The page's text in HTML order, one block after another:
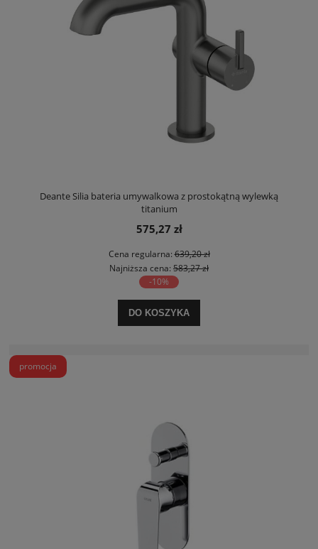
Deante Silia bateria umywalkowa z prostokątną wylewką
titanium
575,27 zł
Cena regularna:639,20 zł
Najniższa cena: 583,27 zł
-10%
DO KOSZYKA
promocja